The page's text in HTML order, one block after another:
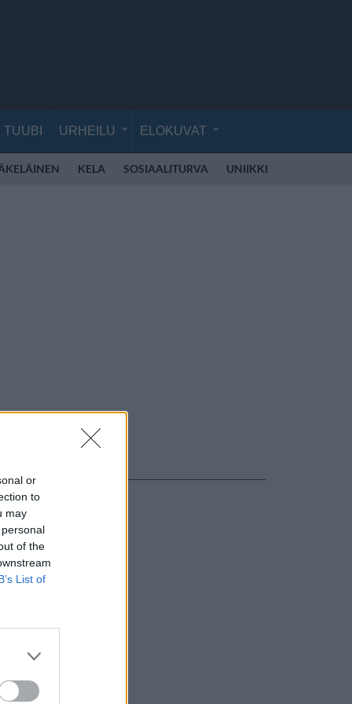
or
to
may
of the
List of
TUUBI URHEILU ELOKUVAT
KELA SOSIAALITURVA UNIIKKI